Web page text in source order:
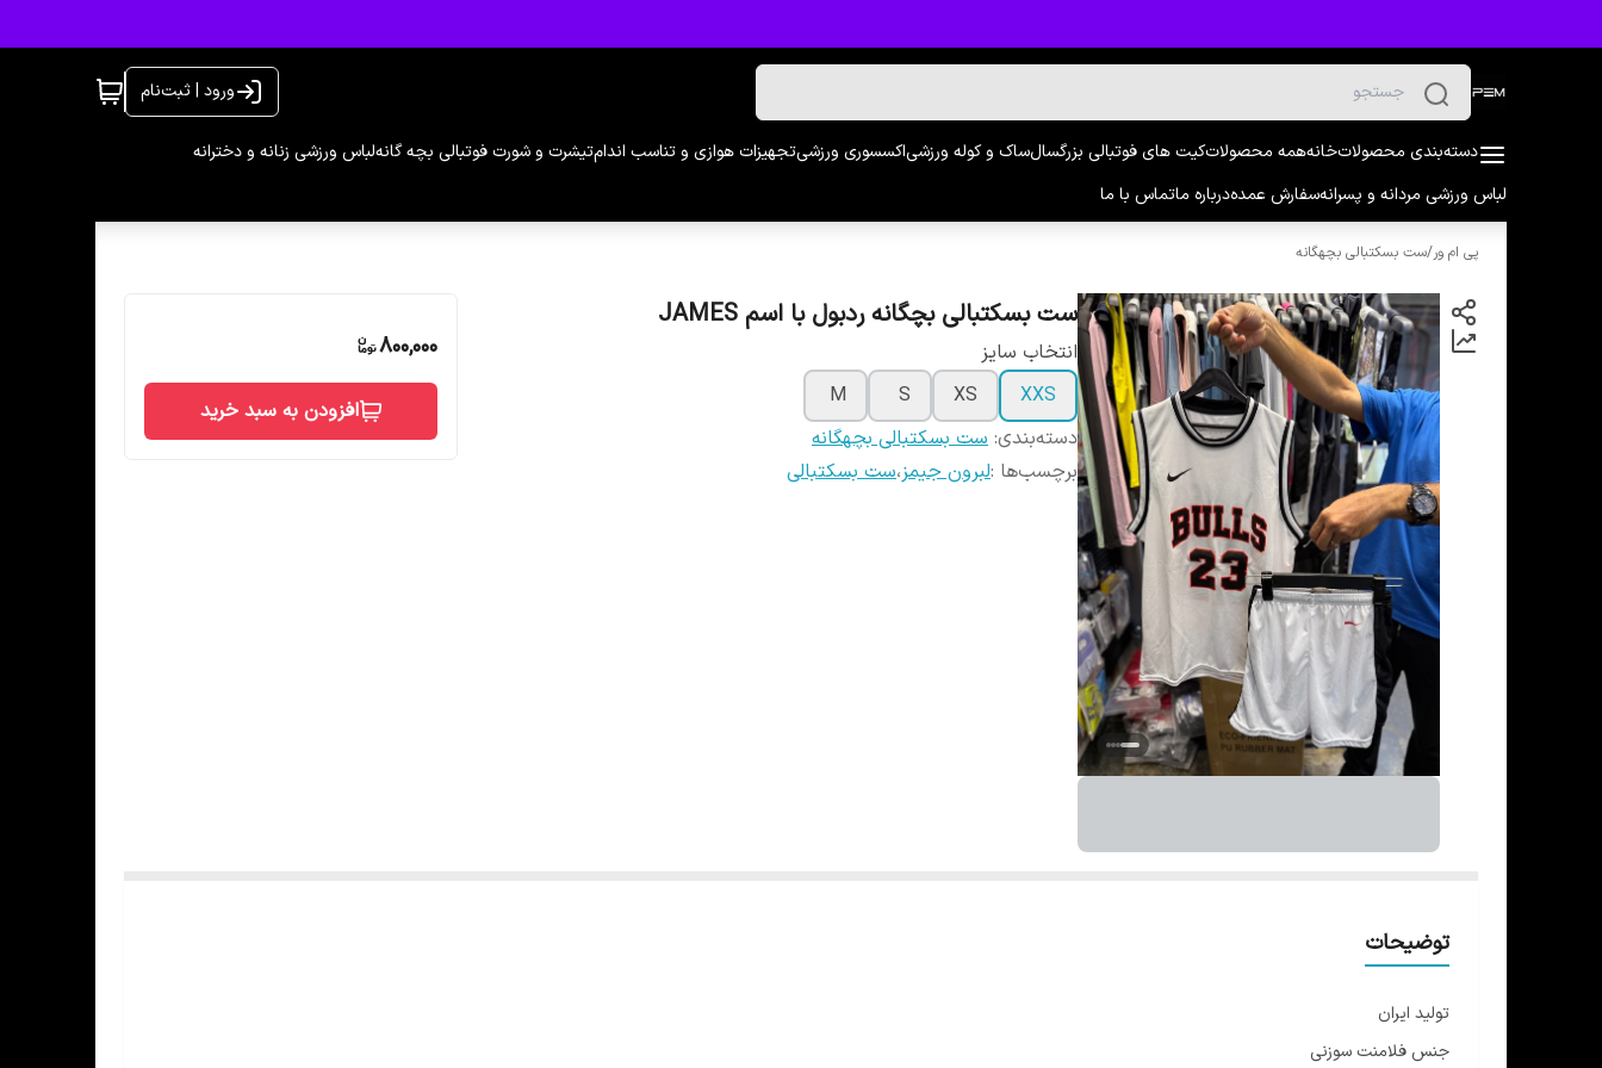
ورود | ثبت‌نام
دسته‌بندی محصولاتخانههمه محصولاتکیت های فوتبالی بزرگسالساک و کوله ورزشیاکسسوری ورزشیتجهیزات هوازی و تناسب اندامتیشرت و شورت فوتبالی بچه گانهلباس ورزشی زنانه و دخترانه
لباس ورزشی مردانه و پسرانهسفارش عمدهدرباره ماتماس با ما
پی ام ور/ست بسکتبالی بچهگانه
ست بسکتبالی بچگانه ردبول با اسم JAMES
انتخاب سایز
XXS
XS
S
M
دسته‌بندی: ست بسکتبالی بچهگانه
برچسب‌ها :لبرون جیمز،ست بسکتبالی
800,000
افزودن به سبد خرید
توضیحات
تولید ایران
جنس فلامنت سوزنی